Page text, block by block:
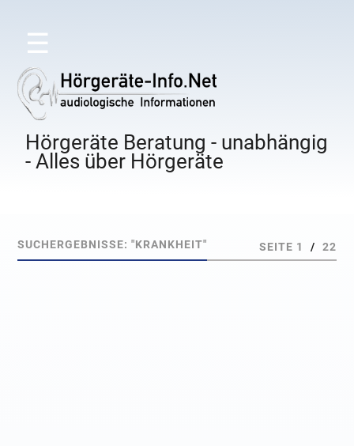
☰
Hörgeräte Beratung - unabhängig
- Alles über Hörgeräte
SUCHERGEBNISSE: "KRANKHEIT" SEITE 1 / 22